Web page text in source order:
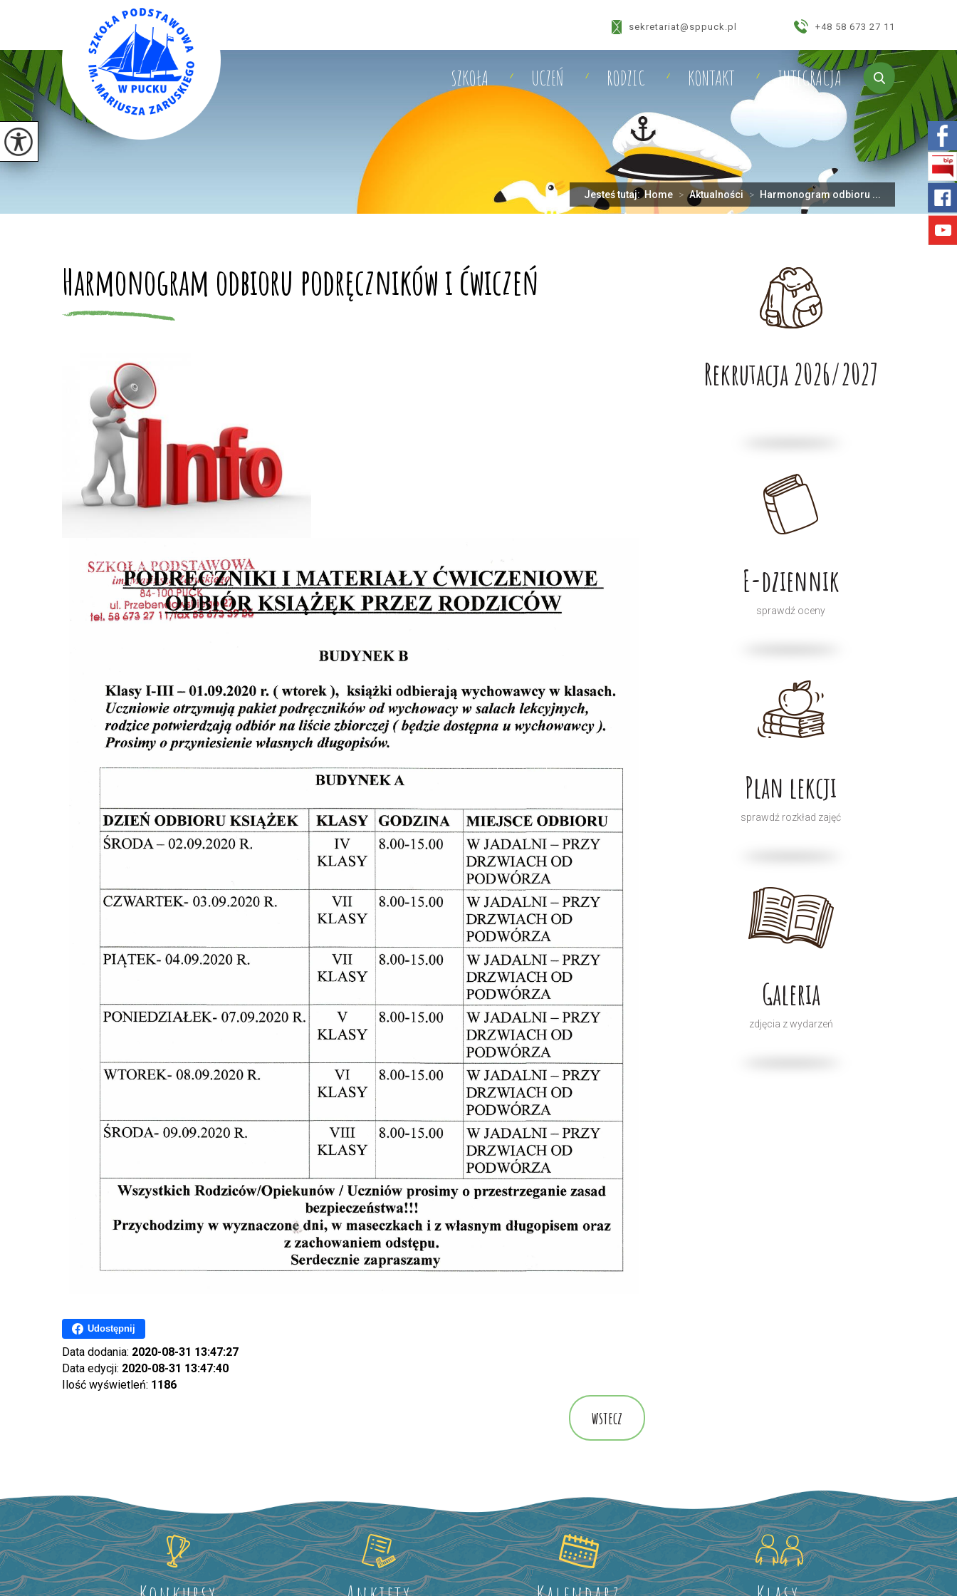
sekretariat@sppuck.pl +48 58 673 27 11
SZKOŁA UCZEŃ RODZIC KONTAKT INTEGRACJA
Jesteś tutaj:Home > Aktualności > Harmonogram odbioru ...
Harmonogram odbioru podręczników i ćwiczeń
Udostępnij
Data dodania: 2020-08-31 13:47:27
Data edycji: 2020-08-31 13:47:40
Ilość wyświetleń: 1186
wstecz
Rekrutacja 2026/2027
E-dziennik
sprawdź oceny
Plan lekcji
sprawdź rozkład zajęć
Galeria
zdjęcia z wydarzeń